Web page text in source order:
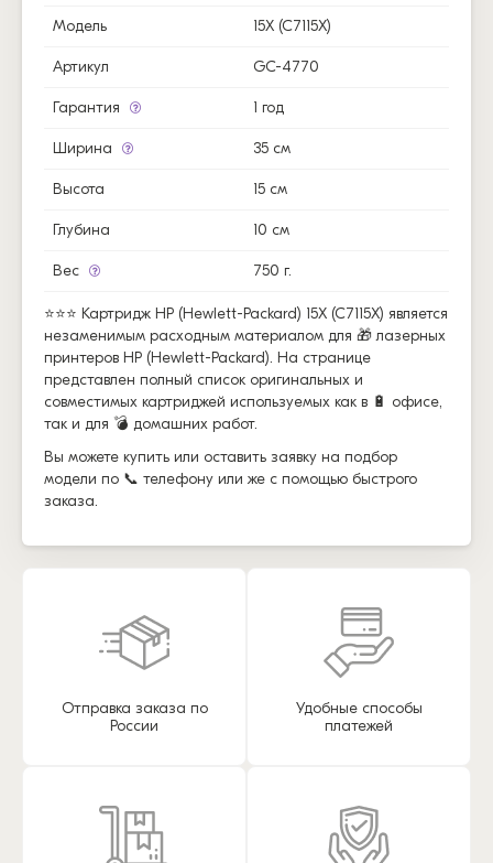
Модель 15X (C7115X)
Артикул GC-4770
Гарантия 1 год
Ширина 35 см
Высота 15 см
Глубина 10 см
Вес 750 г.
⭐⭐⭐ Картридж HP (Hewlett-Packard) 15X (C7115X) является
незаменимым расходным материалом для 🎁 лазерных
принтеров HP (Hewlett-Packard). На странице
представлен полный список оригинальных и
совместимых картриджей используемых как в 🔋 офисе,
так и для 💣 домашних работ.
Вы можете купить или оставить заявку на подбор
модели по 📞 телефону или же с помощью быстрого
заказа.
Отправка заказа по
России
Удобные способы
платежей